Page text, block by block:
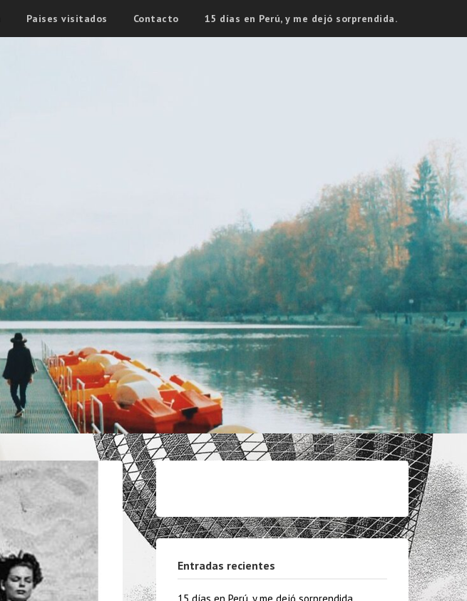
Paises visitados Contacto 15 días en Perú, y me dejó sorprendida.
Entradas recientes